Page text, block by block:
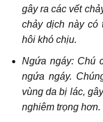
gây ra các vết
chảy dịch này có
hôi khó chịu.
Ngứa ngáy: Chú
ngứa ngáy.
vùng da bị lác,
nghiêm trọng hơn.